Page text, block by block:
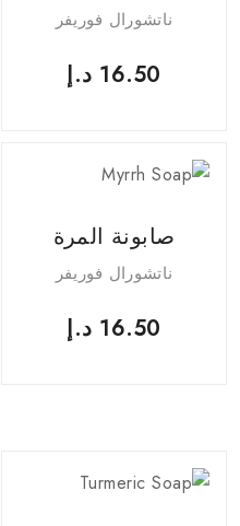
ناتشورال فوريفر
16.50 د.إ
صابونة المرة
ناتشورال فوريفر
16.50 د.إ